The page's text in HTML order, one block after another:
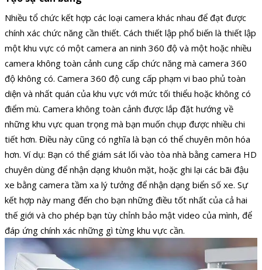
Nhiều tổ chức kết hợp các loại camera khác nhau để đạt được
chính xác chức năng cần thiết. Cách thiết lập phổ biến là thiết lập
một khu vực có một camera an ninh 360 độ và một hoặc nhiều
camera không toàn cảnh cung cấp chức năng mà camera 360
độ không có. Camera 360 độ cung cấp phạm vi bao phủ toàn
diện và nhất quán của khu vực với mức tối thiểu hoặc không có
điểm mù. Camera không toàn cảnh được lắp đặt hướng về
những khu vực quan trọng mà bạn muốn chụp được nhiều chi
tiết hơn. Điều này cũng có nghĩa là bạn có thể chuyên môn hóa
hơn. Ví dụ: Bạn có thể giám sát lối vào tòa nhà bằng camera HD
chuyên dùng để nhận dạng khuôn mặt, hoặc ghi lại các bãi đậu
xe bằng camera tầm xa lý tưởng để nhận dạng biển số xe. Sự
kết hợp này mang đến cho bạn những điều tốt nhất của cả hai
thế giới và cho phép bạn tùy chỉnh bảo mật video của mình, để
đáp ứng chính xác những gì từng khu vực cần.